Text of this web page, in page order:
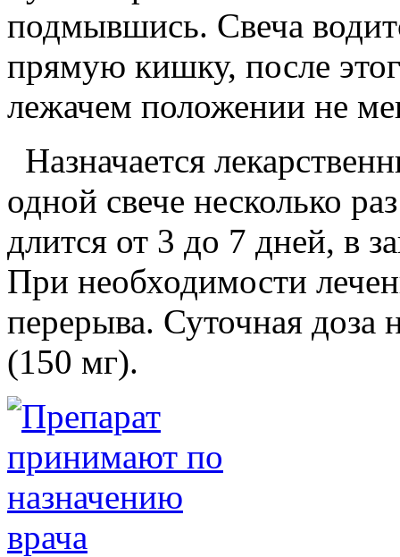
подмывшись. Свеча
прямую кишку, после
лежачем положении не
Назначается
одной свече несколько
длится от 3 до 7 дней, в
При необходимости
перерыва. Суточная доза
(150 мг).